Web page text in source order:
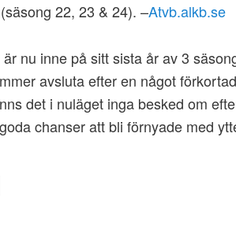
(säsong 22, 23 & 24). –Atvb.alkb.se
nu inne på sitt sista år av 3
avsluta efter en något
det i nuläget inga besked om
chanser att bli förnyade med